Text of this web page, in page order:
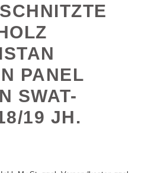
PANEL
SWAT-
19 JH.